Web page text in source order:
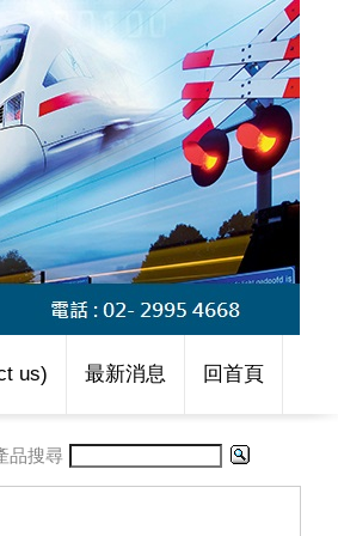
us) 最新消息 回首頁
品搜尋